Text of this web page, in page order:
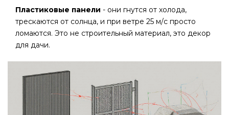
Пластиковые панели - они гнутся от холода,
трескаются от солнца, и при ветре 25 м/с просто
ломаются. Это не строительный материал, это декор
для дачи.